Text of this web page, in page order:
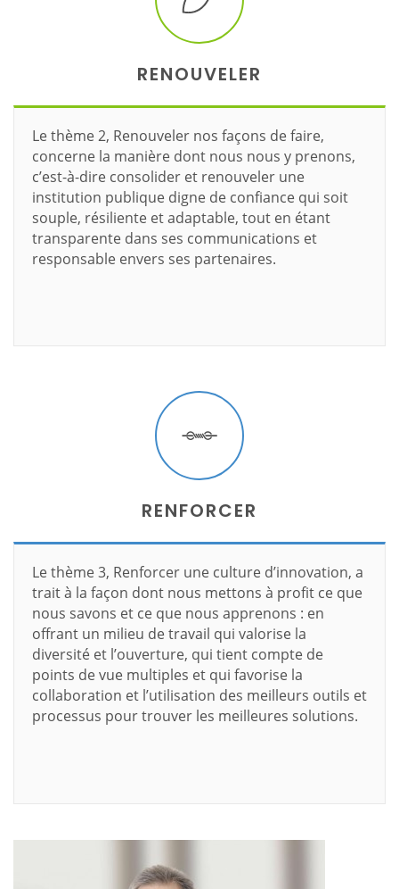
RENOUVELER
Le thème 2, Renouveler nos façons de faire,
concerne la manière dont nous nous y prenons,
c’est-à-dire consolider et renouveler une
institution publique digne de confiance qui soit
souple, résiliente et adaptable, tout en étant
transparente dans ses communications et
responsable envers ses partenaires.
RENFORCER
Le thème 3, Renforcer une culture d’innovation, a
trait à la façon dont nous mettons à profit ce que
nous savons et ce que nous apprenons : en
offrant un milieu de travail qui valorise la
diversité et l’ouverture, qui tient compte de
points de vue multiples et qui favorise la
collaboration et l’utilisation des meilleurs outils et
processus pour trouver les meilleures solutions.